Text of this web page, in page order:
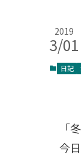
2019
3/01
日記
「
今